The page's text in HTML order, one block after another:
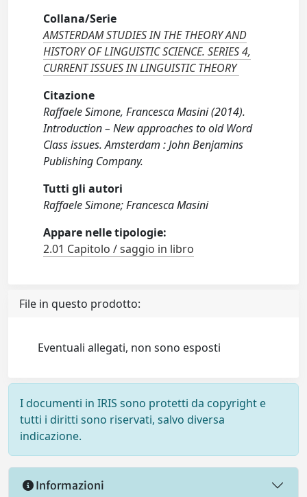
Collana/Serie
AMSTERDAM STUDIES IN THE THEORY AND
HISTORY OF LINGUISTIC SCIENCE. SERIES 4,
CURRENT ISSUES IN LINGUISTIC THEORY
Citazione
Raffaele Simone, Francesca Masini (2014).
Introduction – New approaches to old Word
Class issues. Amsterdam : John Benjamins
Publishing Company.
Tutti gli autori
Raffaele Simone; Francesca Masini
Appare nelle tipologie:
2.01 Capitolo / saggio in libro
File in questo prodotto:
Eventuali allegati, non sono esposti
I documenti in IRIS sono protetti da copyright e
tutti i diritti sono riservati, salvo diversa
indicazione.
Informazioni